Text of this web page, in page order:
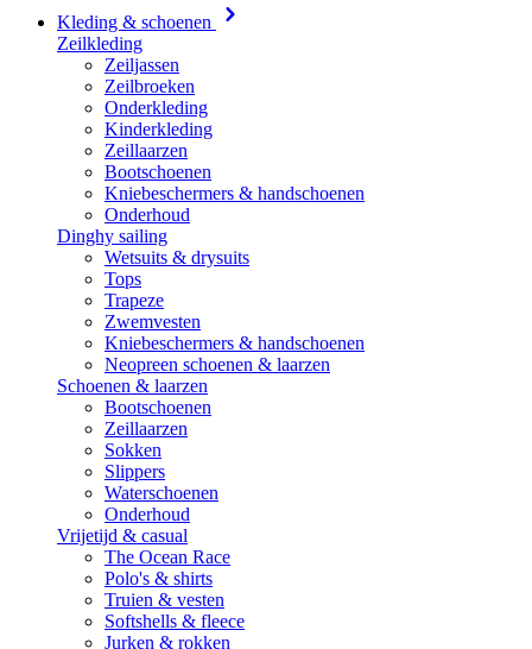
Kleding & schoenen
Zeilkleding
Zeiljassen
Zeilbroeken
Onderkleding
Kinderkleding
Zeillaarzen
Bootschoenen
Kniebeschermers & handschoenen
Onderhoud
Dinghy sailing
Wetsuits & drysuits
Tops
Trapeze
Zwemvesten
Kniebeschermers & handschoenen
Neopreen schoenen & laarzen
Schoenen & laarzen
Bootschoenen
Zeillaarzen
Sokken
Slippers
Waterschoenen
Onderhoud
Vrijetijd & casual
The Ocean Race
Polo's & shirts
Truien & vesten
Softshells & fleece
Jurken & rokken